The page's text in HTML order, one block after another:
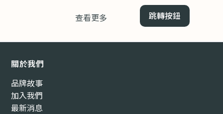
查看更多
跳轉按鈕
關於我們
品牌故事
加入我們
最新消息